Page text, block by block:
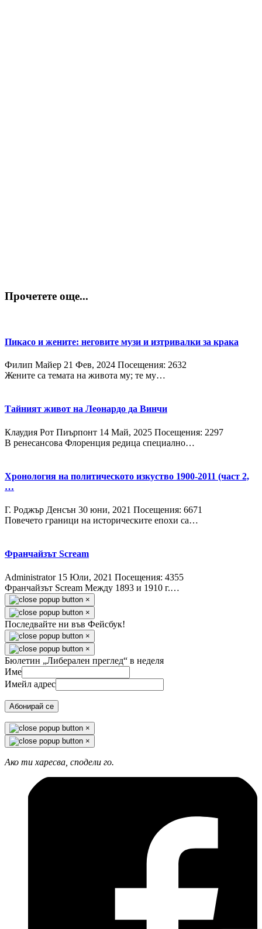
Прочетете още...
Пикасо и жените: неговите музи и изтривалки за крака
Филип Майер 21 Фев, 2024 Посещения: 2632
Жените са темата на живота му; те му…
Тайният живот на Леонардо да Винчи
Клаудия Рот Пиърпонт 14 Май, 2025 Посещения: 2297
В ренесансова Флоренция редица специално…
Хронология на политическото изкуство 1900-2011 (част 2,
…
Г. Роджър Денсън 30 юни, 2021 Посещения: 6671
Повечето граници на историческите епохи са…
Франчайзът Scream
Administrator 15 Юли, 2021 Посещения: 4355
Франчайзът Scream Между 1893 и 1910 г.…
×
×
Последвайте ни във Фейсбук!
×
×
Бюлетин „Либерален преглед“ в неделя
Име
Имейл адрес
Абонирай се
×
×
Ако ти харесва, сподели го.